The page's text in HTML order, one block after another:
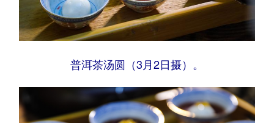
普洱茶汤圆（3月2日摄）。